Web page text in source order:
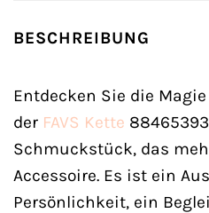
BESCHREIBUNG
Entdecken Sie die
der FAVS Kette
Schmuckstück, das
Accessoire. Es ist ein
Persönlichkeit, ein